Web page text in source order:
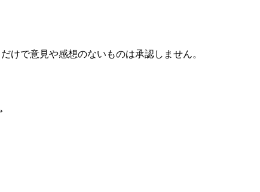
けで意見や感想のないものは承認しません。